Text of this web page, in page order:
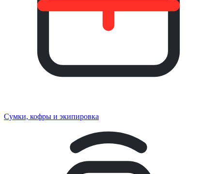
Сумки, кофры и экипировка